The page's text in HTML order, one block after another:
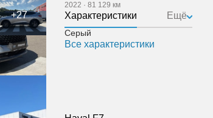
+27
2022 · 81 129 км
Характеристики Ещё
Серый
Все характеристики